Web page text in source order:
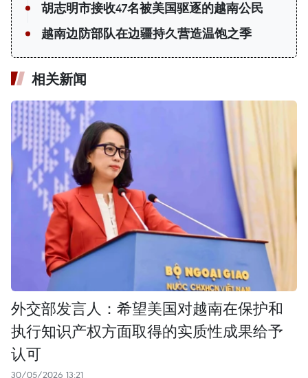
胡志明市接收47名被美国驱逐的越南公民
越南边防部队在边疆持久营造温饱之季
相关新闻
外交部发言人：希望美国对越南在保护和
执行知识产权方面取得的实质性成果给予
认可
30/05/2026 13:21